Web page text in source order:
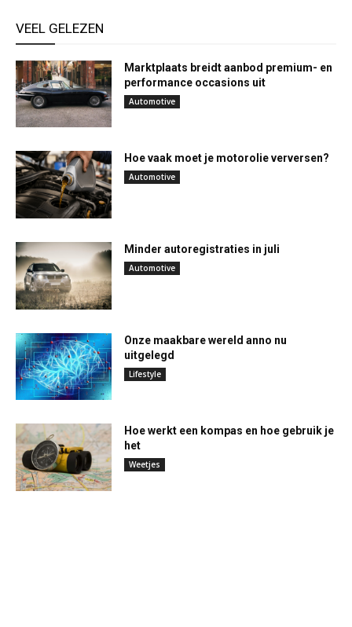
VEEL GELEZEN
Marktplaats breidt aanbod premium- en
performance occasions uit
Automotive
Hoe vaak moet je motorolie verversen?
Automotive
Minder autoregistraties in juli
Automotive
Onze maakbare wereld anno nu
uitgelegd
Lifestyle
Hoe werkt een kompas en hoe gebruik je
het
Weetjes